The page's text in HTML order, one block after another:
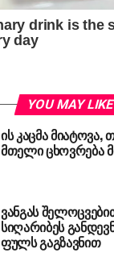
YOU MAY LIKE
ის კაცმა მიატოვა,
მთელი ცხოვრება
ვანგას
სიღარიბეს
ფულს გაგზავნით